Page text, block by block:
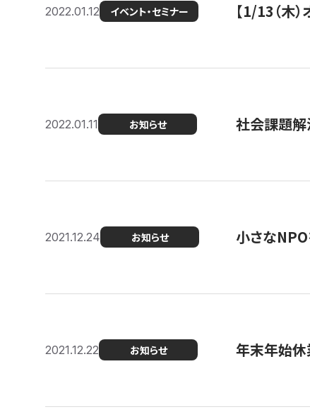
2022.01.12 イベント・セミナー 【1/13（木
2022.01.11 お知らせ 社会課題解
2021.12.24 お知らせ 小さなNPO
2021.12.22 お知らせ 年末年始休